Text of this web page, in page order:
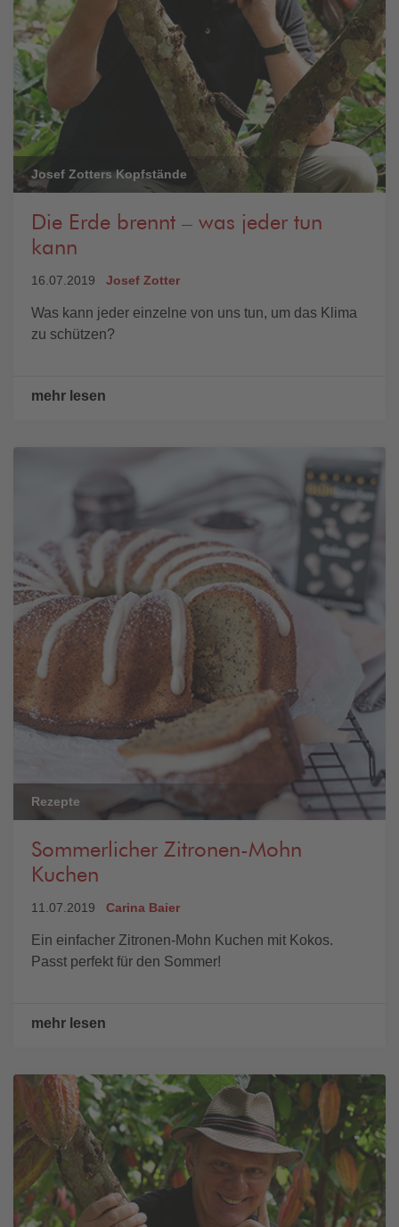
Josef Zotters Kopfstände
Die Erde brennt – was jeder tun
kann
16.07.2019 Josef Zotter
Was kann jeder einzelne von uns tun, um das Klima
zu schützen?
mehr lesen
Rezepte
Sommerlicher Zitronen-Mohn
Kuchen
11.07.2019 Carina Baier
Ein einfacher Zitronen-Mohn Kuchen mit Kokos.
Passt perfekt für den Sommer!
mehr lesen